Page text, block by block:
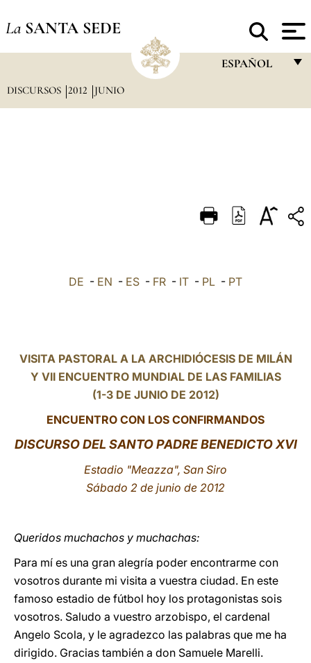
La SANTA SEDE
ESPAÑOL
DEUTSCH
العربيّة
DISCURSOS 2012 JUNIO
DE - EN - ES - FR - IT - PL - PT
VISITA PASTORAL A LA ARCHIDIÓCESIS DE MILÁN
Y VII ENCUENTRO MUNDIAL DE LAS FAMILIAS
(1-3 DE JUNIO DE 2012)
ENCUENTRO CON LOS CONFIRMANDOS
DISCURSO DEL SANTO PADRE BENEDICTO XVI
Estadio "Meazza", San Siro
Sábado 2 de junio de 2012
Queridos muchachos y muchachas:
Para mí es una gran alegría poder encontrarme con
vosotros durante mi visita a vuestra ciudad. En este
famoso estadio de fútbol hoy los protagonistas sois
vosotros. Saludo a vuestro arzobispo, el cardenal
Angelo Scola, y le agradezco las palabras que me ha
dirigido. Gracias también a don Samuele Marelli.